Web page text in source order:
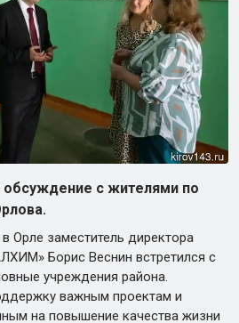
обсуждение с жителями по
Орле заместитель директора
Борис Веснин встретился с
учреждения района.
важным проектам и
на повышение качества жизни